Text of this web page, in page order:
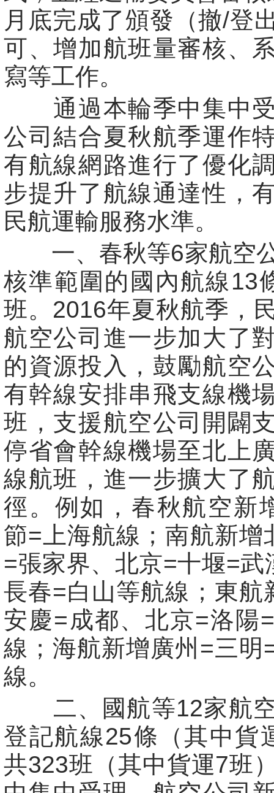
月底完成了頒發（撤/登
可、增加航班量審核、
寫等工作。
通過本輪季中集中受
公司結合夏秋航季運作
有航線網路進行了優化
步提升了航線通達性，
民航運輸服務水準。
一、春秋等6家航空
核準範圍的國內航線13
班。2016年夏秋航季，
航空公司進一步加大了
的資源投入，鼓勵航空
有幹線安排串飛支線機
班，支援航空公司開闢
停省會幹線機場至北上
線航班，進一步擴大了
徑。例如，春秋航空新
節=上海航線；南航新增
=張家界、北京=十堰=武
長春=白山等航線；東航
安慶=成都、北京=洛陽
線；海航新增廣州=三明
線。
二、國航等12家航空
登記航線25條（其中貨
共323班（其中貨運7班